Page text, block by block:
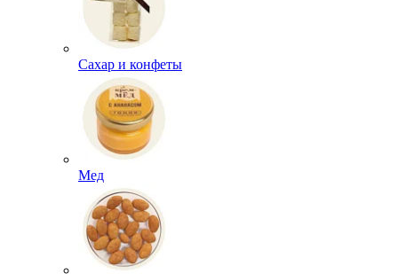
Сахар и конфеты
Мед